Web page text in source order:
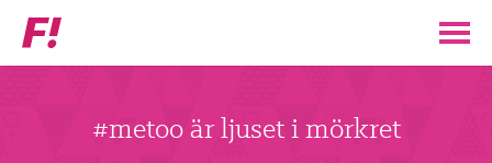
Feministiskt
initiativ
#metoo är ljuset i mörkret